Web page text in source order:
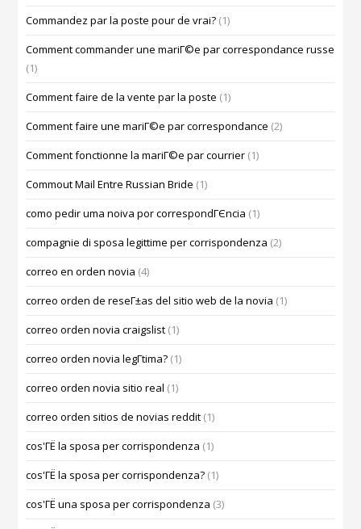
Commandez par la poste pour de vrai? (1)
Comment commander une mariГ©e par correspondance russe
(1)
Comment faire de la vente par la poste (1)
Comment faire une mariГ©e par correspondance (2)
Comment fonctionne la mariГ©e par courrier (1)
Commout Mail Entre Russian Bride (1)
como pedir uma noiva por correspondГЄncia (1)
compagnie di sposa legittime per corrispondenza (2)
correo en orden novia (4)
correo orden de reseГ±as del sitio web de la novia (1)
correo orden novia craigslist (1)
correo orden novia legГ­tima? (1)
correo orden novia sitio real (1)
correo orden sitios de novias reddit (1)
cos'ГЁ la sposa per corrispondenza (1)
cos'ГЁ la sposa per corrispondenza? (1)
cos'ГЁ una sposa per corrispondenza (3)